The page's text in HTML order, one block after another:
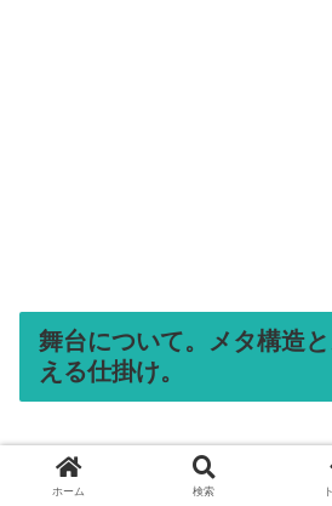
舞台について。メタ構造
える仕掛け。
ホーム 検索